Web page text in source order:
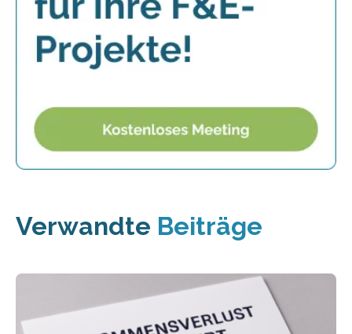
Verwandte Beiträge